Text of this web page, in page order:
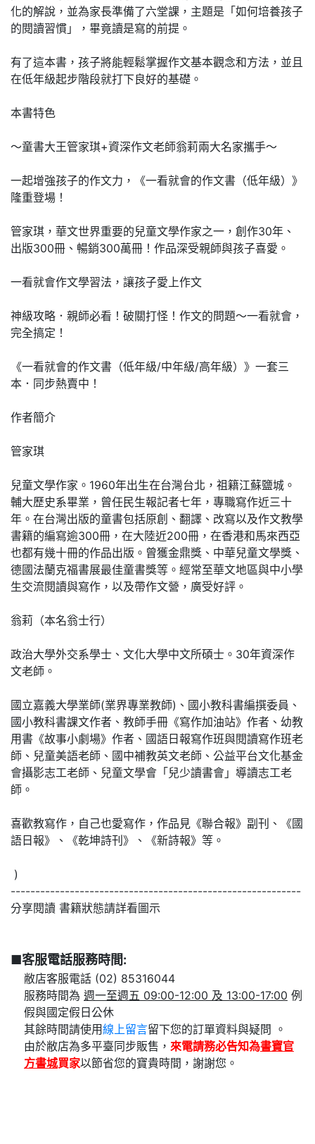
化的解說，並為家長準備了六堂課，主題是「如何培養孩子
的閱讀習慣」，畢竟讀是寫的前提。
有了這本書，孩子將能輕鬆掌握作文基本觀念和方法，並且
在低年級起步階段就打下良好的基礎。
本書特色
〜童書大王管家琪+資深作文老師翁莉兩大名家攜手〜
一起增強孩子的作文力，《一看就會的作文書（低年級）》
隆重登場！
管家琪，華文世界重要的兒童文學作家之一，創作30年、
出版300冊、暢銷300萬冊！作品深受親師與孩子喜愛。
一看就會作文學習法，讓孩子愛上作文
神級攻略．親師必看！破關打怪！作文的問題〜一看就會，
完全搞定！
《一看就會的作文書（低年級/中年級/高年級）》一套三
本．同步熱賣中！
作者簡介
管家琪
兒童文學作家。1960年出生在台灣台北，祖籍江蘇鹽城。
輔大歷史系畢業，曾任民生報記者七年，專職寫作近三十
年。在台灣出版的童書包括原創、翻譯、改寫以及作文教學
書籍的編寫逾300冊，在大陸近200冊，在香港和馬來西亞
也都有幾十冊的作品出版。曾獲金鼎獎、中華兒童文學獎、
德國法蘭克福書展最佳童書獎等。經常至華文地區與中小學
生交流閱讀與寫作，以及帶作文營，廣受好評。
翁莉（本名翁士行）
政治大學外交系學士、文化大學中文所碩士。30年資深作
文老師。
國立嘉義大學業師(業界專業教師)、國小教科書編撰委員、
國小教科書課文作者、教師手冊《寫作加油站》作者、幼教
用書《故事小劇場》作者、國語日報寫作班與閱讀寫作班老
師、兒童美語老師、國中補教英文老師、公益平台文化基金
會攝影志工老師、兒童文學會「兒少讀書會」導讀志工老
師。
喜歡教寫作，自己也愛寫作，作品見《聯合報》副刊、《國
語日報》、《乾坤詩刊》、《新詩報》等。
)
-----------------------------------------------------------
分享閱讀 書籍狀態請詳看圖示
■客服電話服務時間:
敝店客服電話 (02) 85316044
服務時間為 週一至週五 09:00-12:00 及 13:00-17:00 例
假與國定假日公休
其餘時間請使用線上留言
留下您的訂單資料與疑問 。
由於敝店為多平臺同步販售， 來電請務必告知為書寶官
方書城買家以節省您的寶貴時間，謝謝您。